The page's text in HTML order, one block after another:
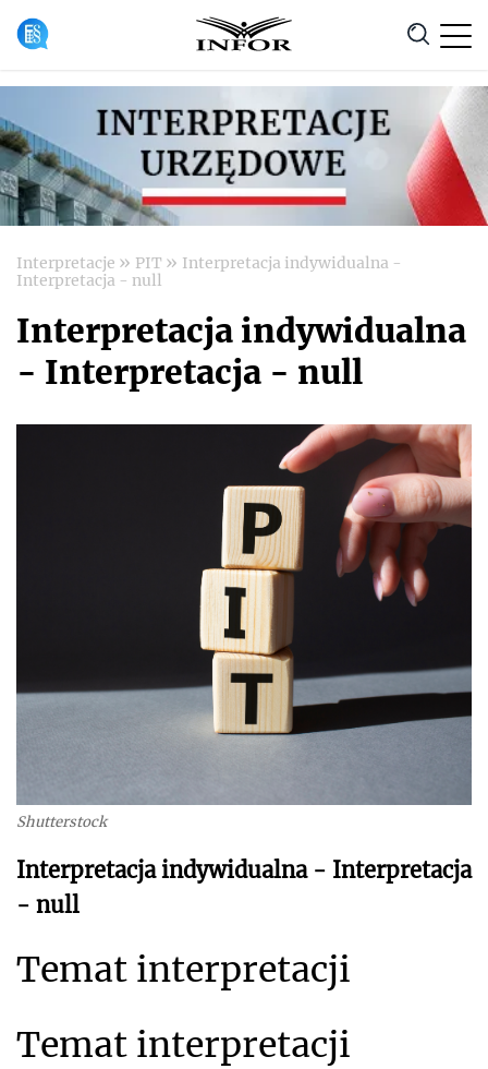
Anuluj
Interpretacje » PIT » Interpretacja indywidualna -
Interpretacja - null
Interpretacja indywidualna
- Interpretacja - null
Shutterstock
Interpretacja indywidualna - Interpretacja
- null
Temat interpretacji
Temat interpretacji